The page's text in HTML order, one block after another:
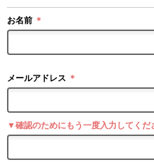
お名前 ＊
メールアドレス ＊
▼確認のためにもう一度入力してくだ